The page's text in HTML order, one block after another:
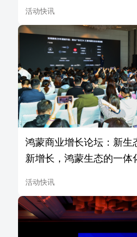
活动快讯
鸿蒙商业增长论坛：新生
新增长，鸿蒙生态的一体
活动快讯